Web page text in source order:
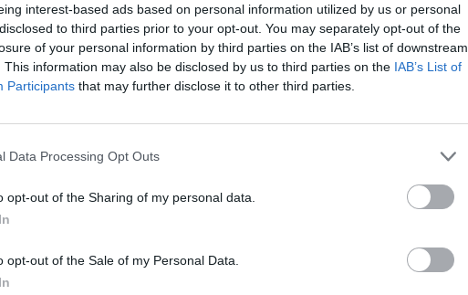
interest-based ads based on personal information utilized by us or personal
to third parties prior to your opt-out. You may separately opt-out of the
of your personal information by third parties on the IAB’s list of downstream
This information may also be disclosed by us to third parties on the IAB’s List of
Participants that may further disclose it to other third parties.
Data Processing Opt Outs
opt-out of the Sharing of my personal data.
opt-out of the Sale of my Personal Data.